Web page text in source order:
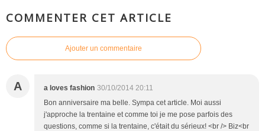
COMMENTER CET ARTICLE
Ajouter un commentaire
A a loves fashion 30/10/2014 20:11
Bon anniversaire ma belle. Sympa cet article. Moi aussi
j'approche la trentaine et comme toi je me pose parfois des
questions, comme si la trentaine, c'était du sérieux! <br /> Biz<br